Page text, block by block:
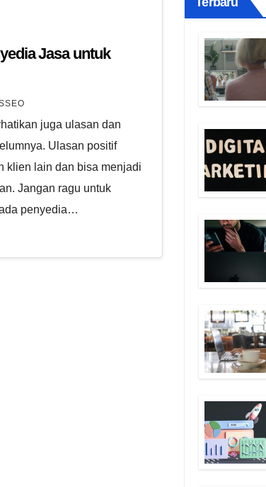
Jasa untuk
juga ulasan dan
Ulasan positif
klien lain dan bisa menjadi
Jangan ragu untuk
penyedia…